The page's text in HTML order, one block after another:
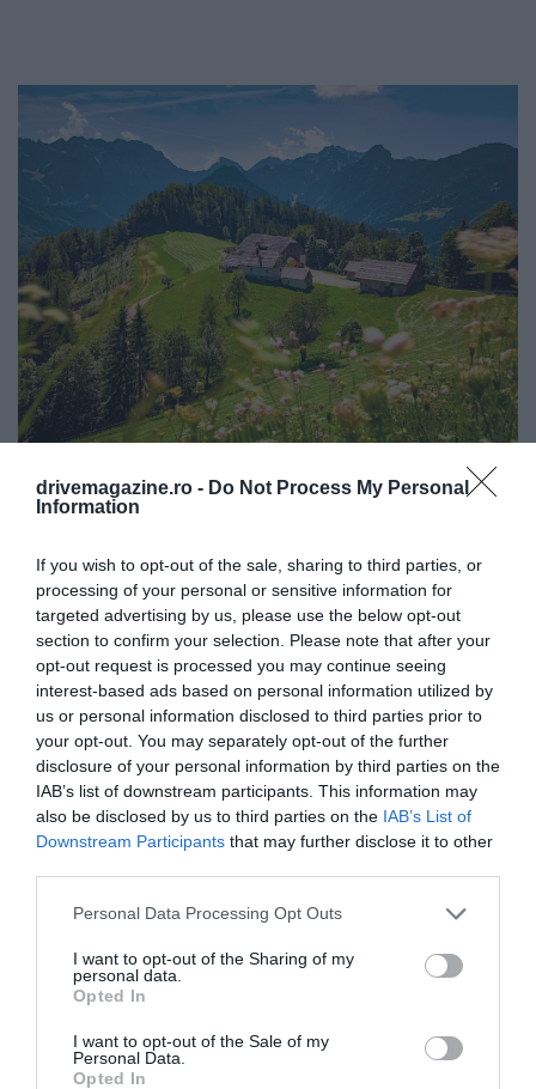
drivemagazine.ro - Do Not Process My Personal
Information
If you wish to opt-out of the sale, sharing to third parties, or
processing of your personal or sensitive information for
targeted advertising by us, please use the below opt-out
section to confirm your selection. Please note that after your
opt-out request is processed you may continue seeing
interest-based ads based on personal information utilized by
us or personal information disclosed to third parties prior to
your opt-out. You may separately opt-out of the further
disclosure of your personal information by third parties on the
IAB’s list of downstream participants. This information may
also be disclosed by us to third parties on the IAB’s List of
Downstream Participants that may further disclose it to other
Please note that this website/app uses one or more Google
not limited to your visit or usage behaviour. You may click to
grant or deny consent to Google and its third-party tags to
use your data for below specified purposes in below Google
consent section.
Personal Data Processing Opt Outs
I want to opt-out of the Sharing of my
personal data.
Opted In
I want to opt-out of the Sale of my
Personal Data.
Opted In
Râuri de smarald, chei adânci și vârfuri alpine:
Slovenia este o țară mică, dar uimitor de bogată în
atracții naturale. Aici găsim vârfuri alpine…
DESTINAȚII